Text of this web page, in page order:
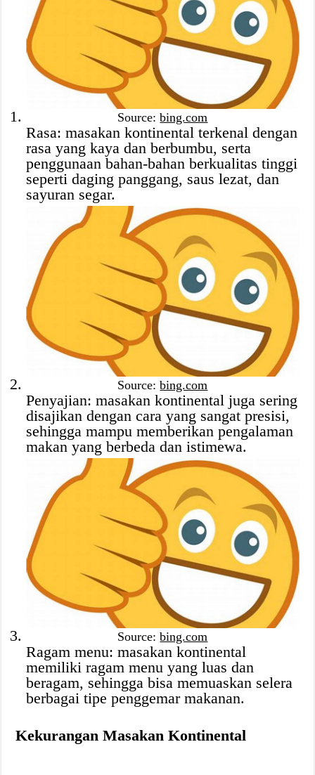
Source:bing.com
Rasa: masakan kontinental terkenal dengan
rasa yang kaya dan berbumbu, serta
penggunaan bahan-bahan berkualitas tinggi
seperti daging panggang, saus lezat, dan
sayuran segar.
Source:bing.com
Penyajian: masakan kontinental juga sering
disajikan dengan cara yang sangat presisi,
sehingga mampu memberikan pengalaman
makan yang berbeda dan istimewa.
Source:bing.com
Ragam menu: masakan kontinental
memiliki ragam menu yang luas dan
beragam, sehingga bisa memuaskan selera
berbagai tipe penggemar makanan.
Kekurangan Masakan Kontinental